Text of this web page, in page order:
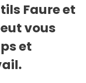
Faure et
vous
et